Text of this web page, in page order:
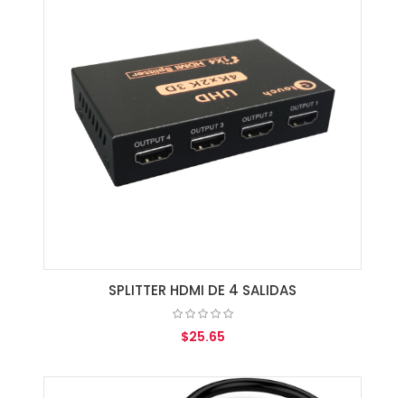
SPLITTER HDMI DE 4 SALIDAS
$25.65
AGREGAR AL CARRITO